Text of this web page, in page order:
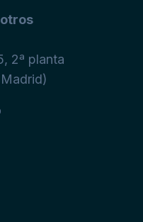
2ª planta